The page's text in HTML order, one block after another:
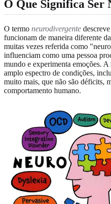
O Que Significa Ser
O termo neurodivergente
funcionam de maneira diferente
muitas vezes referida como
influenciam como uma pessoa
mundo e experimenta emoções.
amplo espectro de condições,
muito mais, que não são déficits,
comportamento humano.